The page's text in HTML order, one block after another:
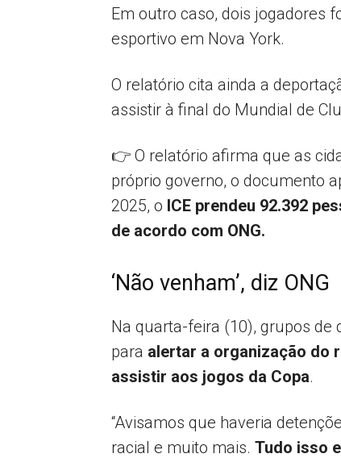
Em outro caso, dois jogadores
esportivo em Nova York.
O relatório cita ainda a
assistir à final do Mundial de
👉 O relatório afirma que as
próprio governo, o documento
2025, o ICE prendeu 92.392
de acordo com ONG.
‘Não venham’, diz ONG
Na quarta-feira (10), grupos de
para alertar a organização do
assistir aos jogos da Copa.
“Avisamos que haveria
racial e muito mais. Tudo isso